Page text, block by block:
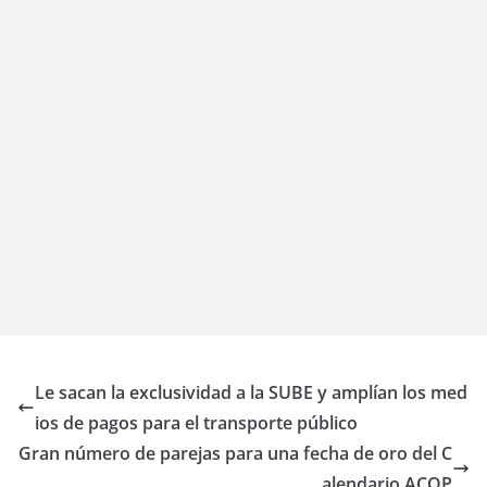
Le sacan la exclusividad a la SUBE y amplían los med
ios de pagos para el transporte público
Gran número de parejas para una fecha de oro del C